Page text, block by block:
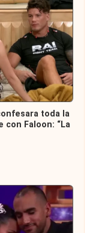
toda la
Faloon: “La